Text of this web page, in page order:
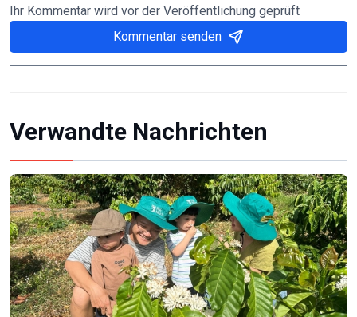
Ihr Kommentar wird vor der Veröffentlichung geprüft
Kommentar senden
Verwandte Nachrichten